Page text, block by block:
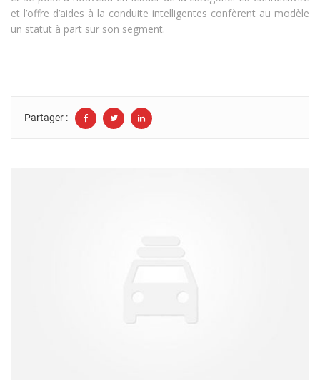
et l’offre d’aides à la conduite intelligentes confèrent au modèle
un statut à part sur son segment.
Partager :